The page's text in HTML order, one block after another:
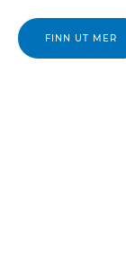
FINN UT MER